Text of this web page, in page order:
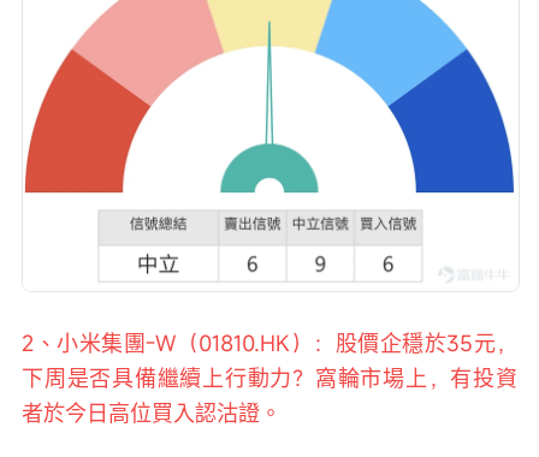
2、小米集團-W（01810.HK）：股價企穩於35元，
下周是否具備繼續上行動力？窩輪市場上，有投資
者於今日高位買入認沽證。